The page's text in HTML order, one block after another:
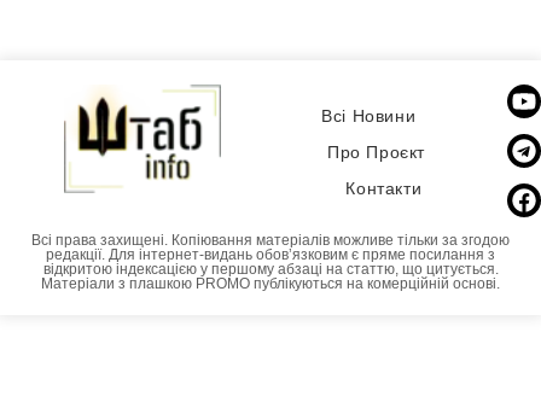
Всі Новини
Про Проєкт
Контакти
Всі права захищені. Копіювання матеріалів можливе тільки за згодою
редакції. Для інтернет-видань обовʼязковим є пряме посилання з
відкритою індексацією у першому абзаці на статтю, що цитується.
Матеріали з плашкою PROMO публікуються на комерційній основі.